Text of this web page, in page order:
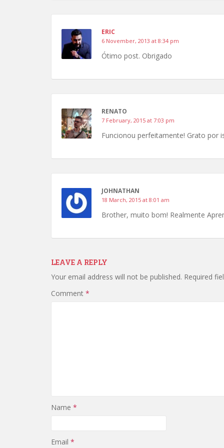
ERIC
6 November, 2013 at 8:34 pm
Ótimo post. Obrigado
RENATO
7 February, 2015 at 7:03 pm
Funcionou perfeitamente! Grato por
JOHNATHAN
18 March, 2015 at 8:01 am
Brother, muito bom! Realmente
LEAVE A REPLY
Your email address will not be published. Required
Comment *
Name *
Email *